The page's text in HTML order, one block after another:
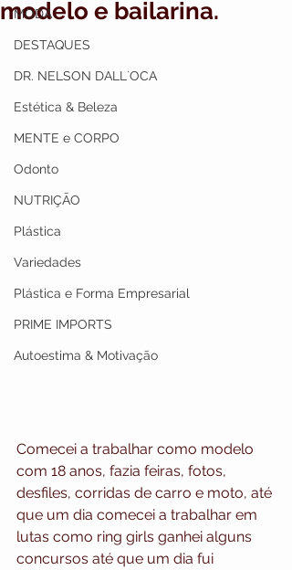
MODA
DESTAQUES
DR. NELSON DALL`OCA
Estética & Beleza
MENTE e CORPO
Odonto
NUTRIÇÃO
Plástica
Variedades
Plástica e Forma Empresarial
PRIME IMPORTS
Autoestima & Motivação
modelo e bailarina.
Comecei a trabalhar como modelo
com 18 anos, fazia feiras, fotos,
desfiles, corridas de carro e moto, até
que um dia comecei a trabalhar em
lutas como ring girls ganhei alguns
concursos até que um dia fui